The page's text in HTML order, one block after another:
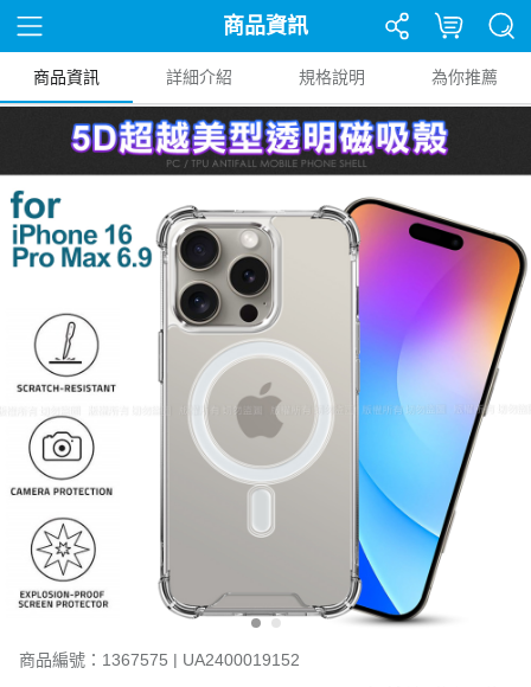
商品資訊
商品資訊 詳細介紹 規格說明 為你推薦
商品編號：1367575 | UA2400019152